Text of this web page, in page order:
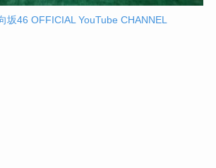
坂46 OFFICIAL YouTube CHANNEL